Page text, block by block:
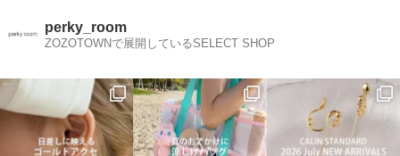
perky_room
ZOZOTOWNで展開しているSELECT SHOP